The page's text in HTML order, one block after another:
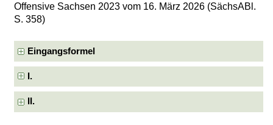
Offensive Sachsen 2023 vom 16. März 2026 (SächsABl.
S. 358)
Eingangsformel
I.
II.